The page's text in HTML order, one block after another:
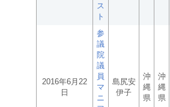
ス
ト
2016年6月22
日
参
議
院
議
員
マ
ニ
島尻安
伊子
沖
縄
県
沖
縄
県